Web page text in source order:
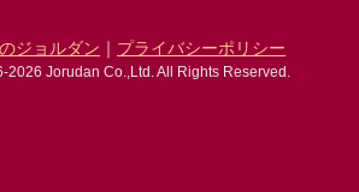
ジョルダン ｜ プライバシーポリシー
Jorudan Co.,Ltd. All Rights Reserved.